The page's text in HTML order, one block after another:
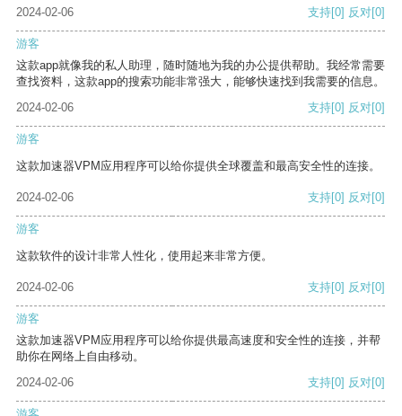
2024-02-06 支持[0] 反对[0]
游客
这款app就像我的私人助理，随时随地为我的办公提供帮助。我经常需要
查找资料，这款app的搜索功能非常强大，能够快速找到我需要的信息。
2024-02-06
支持[0] 反对[0]
游客
这款加速器VPM应用程序可以给你提供全球覆盖和最高安全性的连接。
2024-02-06 支持[0] 反对[0]
游客
这款软件的设计非常人性化，使用起来非常方便。
2024-02-06 支持[0] 反对[0]
游客
这款加速器VPM应用程序可以给你提供最高速度和安全性的连接，并帮
助你在网络上自由移动。
2024-02-06
支持[0] 反对[0]